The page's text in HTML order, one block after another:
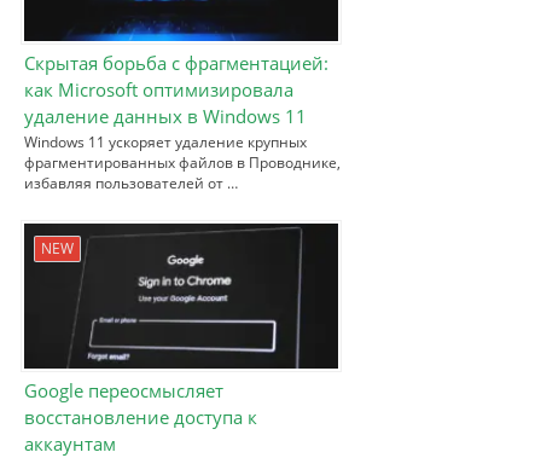
Скрытая борьба с фрагментацией:
как Microsoft оптимизировала
удаление данных в Windows 11
Windows 11 ускоряет удаление крупных
фрагментированных файлов в Проводнике,
избавляя пользователей от …
NEW
Google переосмысляет
восстановление доступа к
аккаунтам